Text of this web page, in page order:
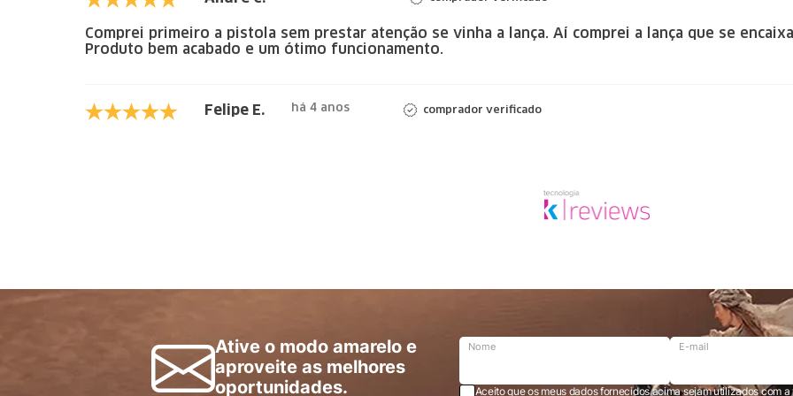
Comprei primeiro a pistola sem prestar atenção se vinha a lança. Aí comprei a lança que se
Produto bem acabado e um ótimo funcionamento.
Felipe E. há 4 anos comprador verificado
Ative o modo amarelo e
aproveite as melhores
oportunidades.
Nome E-mail
Aceito que os meus dados fornecidos acima sejam utilizados com